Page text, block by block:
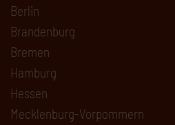
Berlin
Brandenburg
Bremen
Hamburg
Hessen
Mecklenburg-Vorpommern